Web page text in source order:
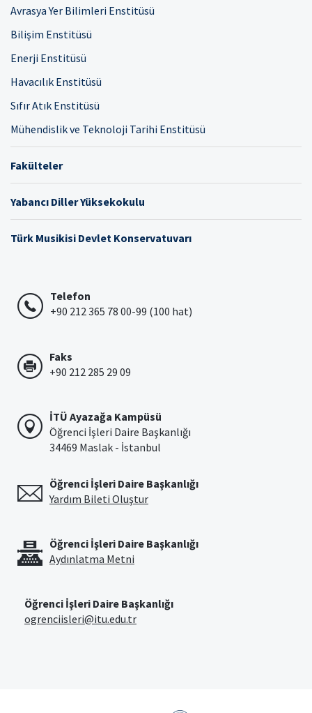
Avrasya Yer Bilimleri Enstitüsü
Bilişim Enstitüsü
Enerji Enstitüsü
Havacılık Enstitüsü
Sıfır Atık Enstitüsü
Mühendislik ve Teknoloji Tarihi Enstitüsü
Fakülteler
Yabancı Diller Yüksekokulu
Türk Musikisi Devlet Konservatuvarı
Telefon
+90 212 365 78 00-99 (100 hat)
Faks
+90 212 285 29 09
İTÜ Ayazağa Kampüsü
Öğrenci İşleri Daire Başkanlığı
34469 Maslak - İstanbul
Öğrenci İşleri Daire Başkanlığı
Yardım Bileti Oluştur
Öğrenci İşleri Daire Başkanlığı
Aydınlatma Metni
Öğrenci İşleri Daire Başkanlığı
ogrenciisleri@itu.edu.tr